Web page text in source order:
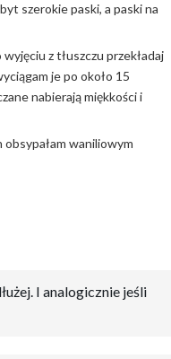
szerokie paski, a paski na
z tłuszczu przekładaj
je po około 15
nabierają miękkości i
waniliowym
I analogicznie jeśli